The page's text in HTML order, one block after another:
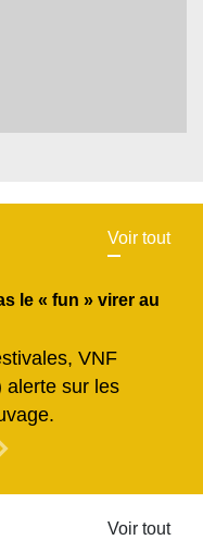
Voir tout
le « fun » virer au
VNF
alerte sur les
Voir tout